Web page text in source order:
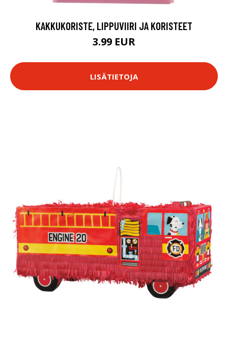
KAKKUKORISTE, LIPPUVIIRI JA KORISTEET
3.99 EUR
LISÄTIETOJA